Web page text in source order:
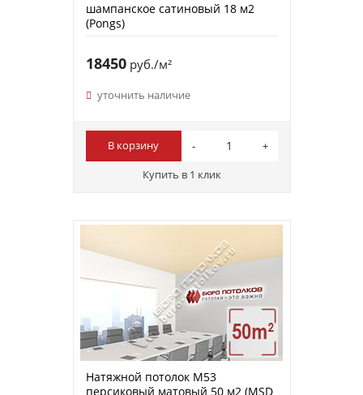
шампанское сатиновый 18 м2
(Pongs)
18450руб./м²
уточнить наличие
В корзину
Купить в 1 клик
Натяжной потолок M53
персиковый матовый 50 м2 (MSD